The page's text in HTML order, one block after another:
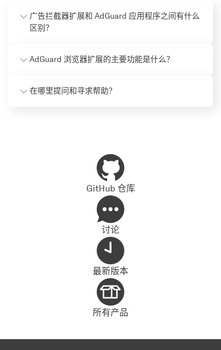
广告拦截器扩展和 AdGuard 应用程序之间有什么
区别？
AdGuard 浏览器扩展的主要功能是什么？
在哪里提问和寻求帮助？
GitHub 仓库
讨论
最新版本
所有产品